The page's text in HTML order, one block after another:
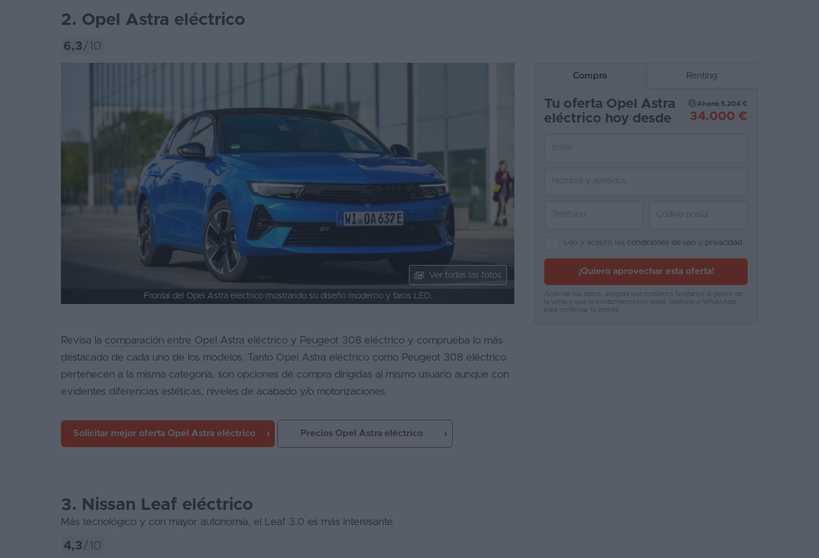
2. Opel Astra eléctrico
6,3 /10
Ver todas las fotos
Frontal del Opel Astra eléctrico mostrando su diseño moderno y faros LED.
Compra Renting
Tu oferta Opel Astra
eléctrico hoy desde
Ahorra 5.204 €
34.000 €
Leo y acepto las condiciones de uso y privacidad
¡Quiero aprovechar esta oferta!
Al enviar tus datos, aceptas que podamos facilitarlos al gestor de
la venta y que te contactemos por email, teléfono o WhatsApp
para confirmar tu interés.
Revisa la comparación entre Opel Astra eléctrico y Peugeot 308 eléctrico y comprueba lo más
destacado de cada uno de los modelos. Tanto Opel Astra eléctrico como Peugeot 308 eléctrico
pertenecen a la misma categoría, son opciones de compra dirigidas al mismo usuario aunque con
evidentes diferencias estéticas, niveles de acabado y/o motorizaciones.
Solicitar mejor oferta Opel Astra eléctrico Precios Opel Astra eléctrico
3. Nissan Leaf eléctrico
Más tecnológico y con mayor autonomía, el Leaf 3.0 es más interesante
4,3 /10